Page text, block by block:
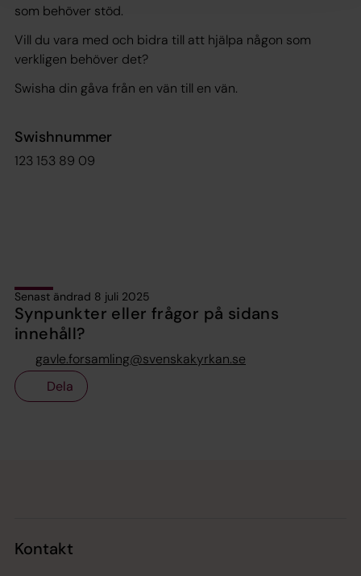
som behöver stöd.
Vill du vara med och bidra till att hjälpa någon som
verkligen behöver det?
Swisha din gåva från en vän till en vän.
Swishnummer
123 153 89 09
Senast ändrad 8 juli 2025
Synpunkter eller frågor på sidans
innehåll?
gavle.forsamling@svenskakyrkan.se
Dela
Kontakt